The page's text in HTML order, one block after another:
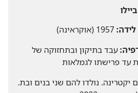
עבד בתיקון ובתחזוקה של
עד פרישתו לגמלאות
עם יקטרינה.‏ נולדו להם שני בנים ובת.‏